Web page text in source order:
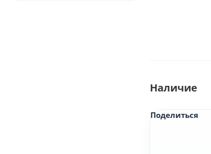
Наличие
Поделиться